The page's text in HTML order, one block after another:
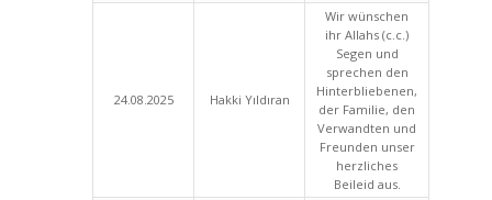
24.08.2025 Hakki Yıldıran
Wir wünschen
ihr Allahs (c.c.)
Segen und
sprechen den
Hinterbliebenen,
der Familie, den
Verwandten und
Freunden unser
herzliches
Beileid aus.